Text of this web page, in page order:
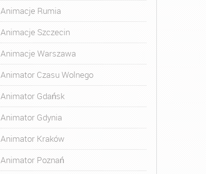
Animacje Rumia
Animacje Szczecin
Animacje Warszawa
Animator Czasu Wolnego
Animator Gdańsk
Animator Gdynia
Animator Kraków
Animator Poznań